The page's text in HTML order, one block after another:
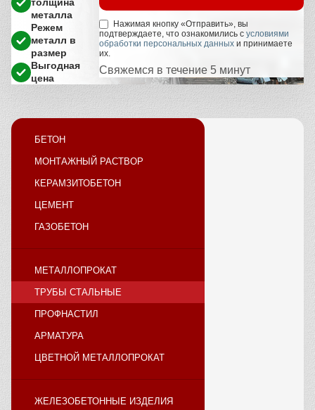
металла
Режем
металл в
размер
Выгодная
цена
Нажимая кнопку «Отправить», вы
подтверждаете, что ознакомились с условиями
обработки персональных данных и принимаете
их.
Свяжемся в течение 5 минут
БЕТОН
МОНТАЖНЫЙ РАСТВОР
КЕРАМЗИТОБЕТОН
ЦЕМЕНТ
ГАЗОБЕТОН
МЕТАЛЛОПРОКАТ
ТРУБЫ СТАЛЬНЫЕ
ПРОФНАСТИЛ
АРМАТУРА
ЦВЕТНОЙ МЕТАЛЛОПРОКАТ
ЖЕЛЕЗОБЕТОННЫЕ ИЗДЕЛИЯ